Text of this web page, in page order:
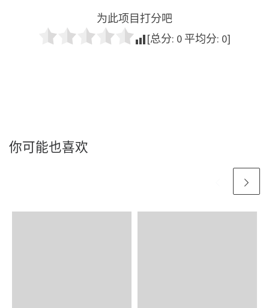
为此项目打分吧
[总分: 0 平均分: 0]
你可能也喜欢